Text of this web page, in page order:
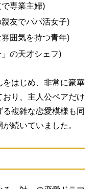
専業主婦)
友でパパ活女子)
囲気を持つ青年)
の天才シェフ)
をはじめ、非常に豪華
り、主人公ペアだけ
複雑な恋愛模様も同
続いていました。